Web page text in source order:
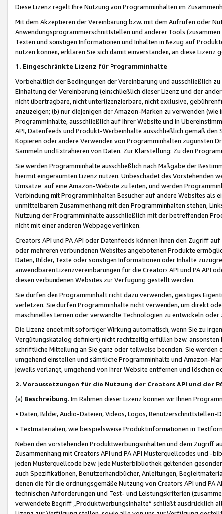
Diese Lizenz regelt Ihre Nutzung von Programminhalten im
Mit dem Akzeptieren der Vereinbarung bzw. mit dem Aufrufen oder
Anwendungsprogrammierschnittstellen und anderer Tools (zusammen
Texten und sonstigen Informationen und Inhalten in Bezug auf
nutzen können, erklären Sie sich damit einverstanden, an diese Lizenz
1. Eingeschränkte Lizenz für Programminhalte
Vorbehaltlich der Bedingungen der Vereinbarung und ausschließlich
Einhaltung der Vereinbarung (einschließlich dieser Lizenz und der
nicht übertragbare, nicht unterlizenzierbare, nicht exklusive,
anzuzeigen; (b) nur diejenigen der Amazon-Marken zu verwenden
Programminhalte, ausschließlich auf Ihrer Website und in
API, Datenfeeds und Produkt-Werbeinhalte ausschließlich gemäß
Kopieren oder andere Verwenden von Programminhalten zugunsten
Sammeln und Extrahieren von Daten. Zur Klarstellung: Zu den
Sie werden Programminhalte ausschließlich nach Maßgabe der
hiermit eingeräumten Lizenz nutzen. Unbeschadet des Vorstehenden
Umsätze auf eine Amazon-Website zu leiten, und werden
Verbindung mit Programminhalten Besucher auf andere Websites als
unmittelbarem Zusammenhang mit den Programminhalten stehen,
Nutzung der Programminhalte ausschließlich mit der betreffenden
nicht mit einer anderen Webpage verlinken.
Creators API und PA API oder Datenfeeds können Ihnen den Zugriff
oder mehreren verbundenen Websites angebotenen Produkte
Daten, Bilder, Texte oder sonstigen Informationen oder Inhalte
anwendbaren Lizenzvereinbarungen für die Creators API und PA API
diesen verbundenen Websites zur Verfügung gestellt werden.
Sie dürfen den Programminhalt nicht dazu verwenden, geistiges
verletzen. Sie dürfen Programminhalte nicht verwenden, um direkt
maschinelles Lernen oder verwandte Technologien zu entwickeln
Die Lizenz endet mit sofortiger Wirkung automatisch, wenn Sie zu
Vergütungskatalog definiert) nicht rechtzeitig erfüllen bzw. ansonsten
schriftliche Mitteilung an Sie ganz oder teilweise beenden. Sie werden
umgehend einstellen und sämtliche Programminhalte und Amazon-
jeweils verlangt, umgehend von Ihrer Website entfernen und löschen
2. Voraussetzungen für die Nutzung der Creators API und der
(a) Beschreibung. Im Rahmen dieser Lizenz können wir Ihnen
• Daten, Bilder, Audio-Dateien, Videos, Logos, Benutzerschnittstellen-
• Textmaterialien, wie beispielsweise Produktinformationen in
Neben den vorstehenden Produktwerbungsinhalten und dem Zugriff
Zusammenhang mit Creators API und PA API Musterquellcodes und
jeden Musterquellcode bzw. jede Musterbibliothek geltenden
auch Spezifikationen, Benutzerhandbücher, Anleitungen,
denen die für die ordnungsgemäße Nutzung von Creators API und PA
technischen Anforderungen und Test- und Leistungskriterien
verwendete Begriff „Produktwerbungsinhalte“ schließt ausdrücklich